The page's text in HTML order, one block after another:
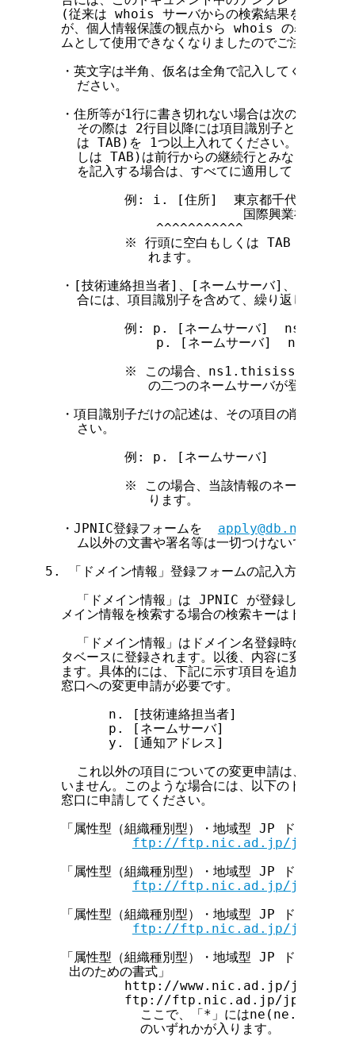
(従来は whois サーバからの検索結果を元にした
が、個人情報保護の観点から whois の表示内容
ムとして使用できなくなりましたのでご注意くだ
・英文字は半角、仮名は全角で記入してください
    ださい。
・住所等が1行に書き切れない場合は次の行に続き
その際は 2行目以降には項目識別子と項目を書
は TAB)を 1つ以上入れてください。つまり、
しは TAB)は前行からの継続行とみなされます
    を記入する場合は、すべてに適用してください。
例: i. [住所]  東京都千代田区内神
国際興業神田ビル
              ^^^^^^^^^^^
※ 行頭に空白もしくは TAB を一つ以
             れます。
・[技術連絡担当者]、[ネームサーバ]、[通知ア
合には、項目識別子を含めて、繰り返し記述し
例: p. [ネームサーバ]
p. [ネームサーバ]
※ この場合、
の二つのネームサーバが登録されま
・項目識別子だけの記述は、その項目の削除とし
    さい。
          例: p. [ネームサーバ]
※ この場合、当該情報のネームサーバ
             ります。
  ・JPNIC登録フォームを
ム以外の文書や署名等は一切つけないでくださ
5. 「ドメイン情報」登録フォームの記入方法
「ドメイン情報」は JPNIC が登録したドメイ
メイン情報を検索する場合の検索キーはドメイン
「ドメイン情報」はドメイン名登録時の申請書
タベースに登録されます。以後、内容に変更があ
ます。具体的には、下記に示す項目を追加・変更
  窓口への変更申請が必要です。
        n. [技術連絡担当者]
        p. [ネームサーバ]
        y. [通知アドレス]
これ以外の項目についての変更申請は、データ
いません。このような場合には、以下のドキュメ
  窓口に申請してください。
「属性型（組織種別型）・地域型 JP ドメイン名
ftp://ftp.nic.ad.jp/jpnic/
「属性型（組織種別型）・地域型 JP ドメイン名
ftp://ftp.nic.ad.jp/jpnic/
「属性型（組織種別型）・地域型 JP ドメイン名
ftp://ftp.nic.ad.jp/jpnic/
「属性型（組織種別型）・地域型 JP ドメイン名
   出のための書式」
http://www.nic.ad.jp/jp/
ftp://ftp.nic.ad.jp/jpnic/
ここで、「*」にはne(ne.jp用),
            のいずれかが入ります。